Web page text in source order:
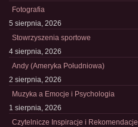
Fotografia
5 sierpnia, 2026
Stowrzyszenia sportowe
4 sierpnia, 2026
Andy (Ameryka Południowa)
2 sierpnia, 2026
Muzyka a Emocje i Psychologia
1 sierpnia, 2026
Czytelnicze Inspiracje i Rekomendacje